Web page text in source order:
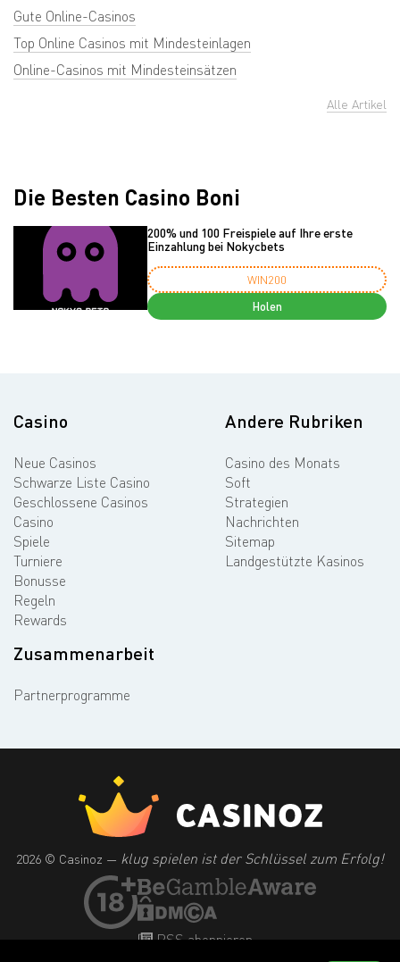
Gute Online-Casinos
Top Online Casinos mit Mindesteinlagen
Online-Casinos mit Mindesteinsätzen
Alle Artikel
Die Besten Casino Boni
200% und 100 Freispiele auf Ihre erste
Einzahlung bei Nokycbets
WIN200
Holen
Casino
Neue Casinos
Schwarze Liste Casino
Geschlossene Casinos
Casino
Spiele
Turniere
Bonusse
Regeln
Rewards
Andere Rubriken
Casino des Monats
Soft
Strategien
Nachrichten
Sitemap
Landgestützte Kasinos
Zusammenarbeit
Partnerprogramme
2026 © Casinoz — klug spielen ist der Schlüssel zum Erfolg!
RSS abonnieren